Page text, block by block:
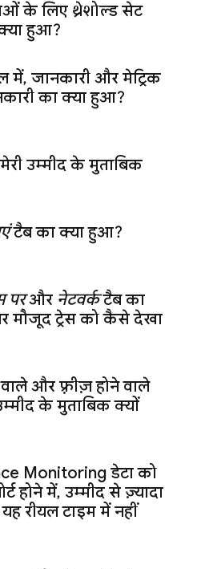
के लिए थ्रेशोल्ड सेट
हुआ?
में, जानकारी और मेट्रिक
का क्या हुआ?
उम्मीद के मुताबिक
टैब का क्या हुआ?
परऔर नेटवर्कटैब का
मौजूद ट्रेस को कैसे देखा
और फ़्रीज़ होने वाले
के मुताबिक क्यों
Monitoringडेटा को
होने में, उम्मीद से ज़्यादा
रीयल टाइम में नहीं